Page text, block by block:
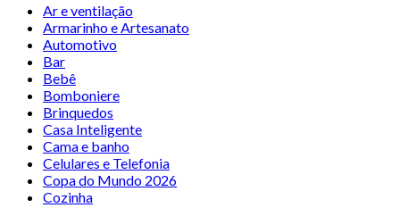
Ar e ventilação
Armarinho e Artesanato
Automotivo
Bar
Bebê
Bomboniere
Brinquedos
Casa Inteligente
Cama e banho
Celulares e Telefonia
Copa do Mundo 2026
Cozinha